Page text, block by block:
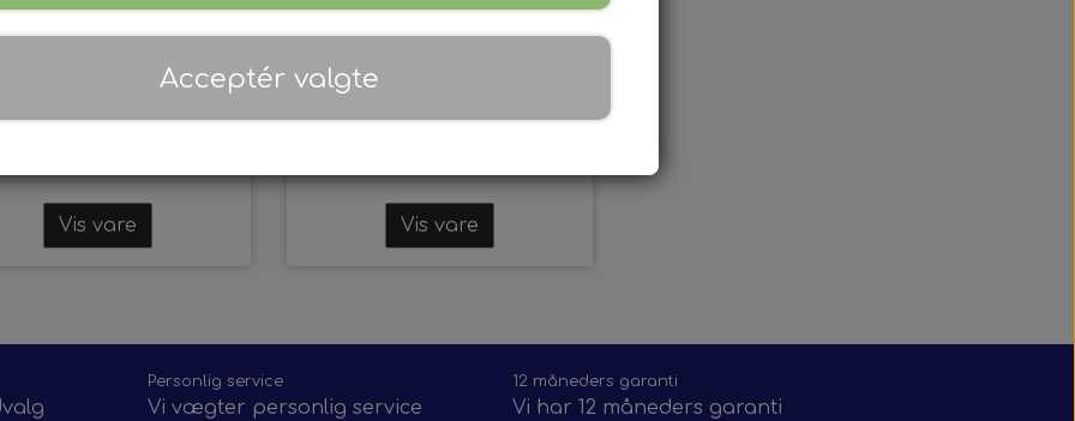
Vis vare Vis vare
Personlig service
Vi vægter personlig service
12 måneders garanti
Vi har 12 måneders garanti
Acceptér valgte